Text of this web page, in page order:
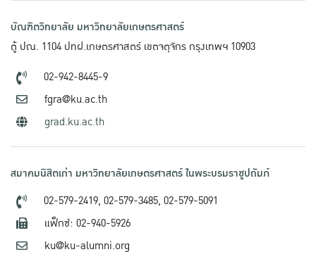
บัณฑิตวิทยาลัย มหาวิทยาลัยเกษตรศาสตร์
ตู้ ปณ. 1104 ปทฝ.เกษตรศาสตร์ เขตจตุจักร กรุงเทพฯ 10903
02-942-8445-9
fgra@ku.ac.th
grad.ku.ac.th
สมาคมนิสิตเก่า มหาวิทยาลัยเกษตรศาสตร์ ในพระบรมราชูปถัมภ์
02-579-2419, 02-579-3485, 02-579-5091
แฟ็กซ์: 02-940-5926
ku@ku-alumni.org